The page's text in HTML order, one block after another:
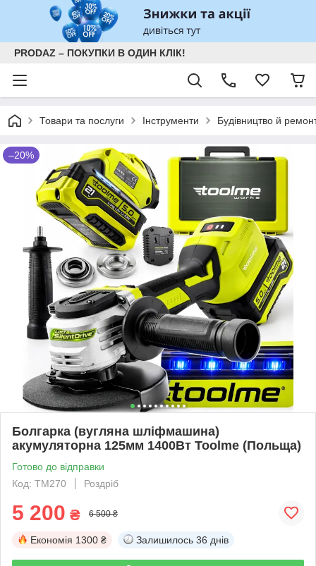
PRODAZ – ПОКУПКИ В ОДИН КЛІК!
Товари та послуги Інструменти Будівництво й
–20%
Болгарка (вугляна шліфмашина)
акумуляторна 125мм 1400Вт Toolme (Польща)
Готово до відправки
Код: TM270
Роздріб
5 200 ₴ 6 500 ₴
Економія 1300 ₴ Залишилось 36 днів